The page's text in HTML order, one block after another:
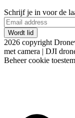
Schrijf je in voor de
2026 copyright
met camera | DJI
Beheer cookie